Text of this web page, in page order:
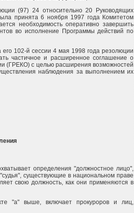
(97) 24 относительно 20 Руководящих
принята 6 ноября 1997 года Комитетом
необходимость оперативно завершить
во исполнение Программы действий по
102-й сессии 4 мая 1998 года резолюции
частичное и расширенное соглашение о
(ГРЕКО) с целью расширения возможностей
наблюдения за выполнением их
определения "должностное лицо",
существующие в национальном праве
свою должность, как они применяются в
"а" выше, включает прокуроров и лиц,